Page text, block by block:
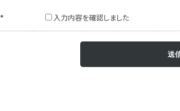
入力内容を確認しました